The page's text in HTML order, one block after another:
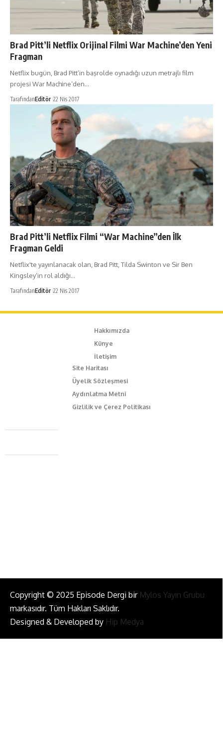
Brad Pitt’li Netflix Orijinal Filmi War Machine’den Yeni
Fragman
Netflix bugün, Brad Pitt’in başrolde oynadığı uzun metrajlı film
projesi War Machine’den…
TarafındanEditör 22 Nis 2017
Brad Pitt’li Netflix Filmi “War Machine”den İlk
Fragman Geldi
Netflix'te yayınlanacak olan, Brad Pitt, Tilda Swinton ve Sir Ben
Kingsley’in rol aldığı…
TarafındanEditör 22 Nis 2017
Hakkımızda
Künye
İletişim
Site Haritası
Üyelik Sözleşmesi
Aydınlatma Metni
Gizlilik ve Çerez Politikası
Caferağa Mah. Dr. Şakir Paşa Sok. No3/A Kadıköy İstanbul
+90 543 345 46 00
Copyright © 2025 Episode Dergi bir Mylos Yayın Grubu
markasıdır. Tüm Hakları Saklıdır.
Designed & Developed by Hip Medya